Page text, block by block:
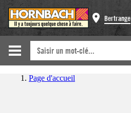
Bertrange
Page d'accueil